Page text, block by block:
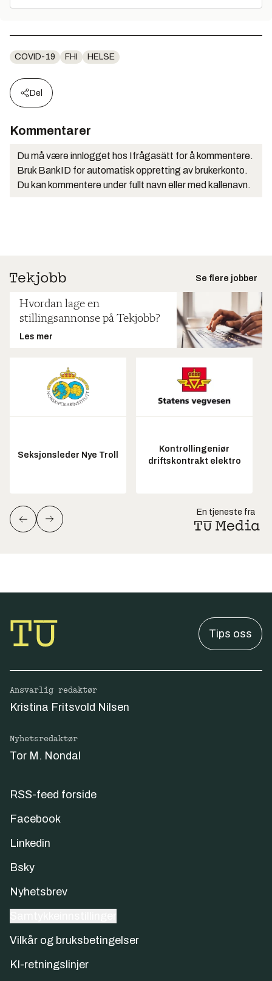
COVID-19 FHI HELSE
Del
Kommentarer
Du må være innlogget hos Ifrågasätt for å kommentere.
Bruk BankID for automatisk oppretting av brukerkonto.
Du kan kommentere under fullt navn eller med kallenavn.
Se flere jobber
Hvordan lage en
stillingsannonse på Tekjobb?
Les mer
Seksjonsleder Nye Troll
Kontrollingeniør
driftskontrakt elektro
En tjeneste fra
Tips oss
Ansvarlig redaktør
Kristina Fritsvold Nilsen
Nyhetsredaktør
Tor M. Nondal
RSS-feed forside
Facebook
Linkedin
Bsky
Nyhetsbrev
Vilkår og bruksbetingelser
KI-retningslinjer